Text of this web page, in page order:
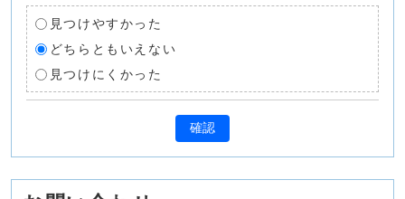
見つけやすかった
どちらともいえない
見つけにくかった
確認